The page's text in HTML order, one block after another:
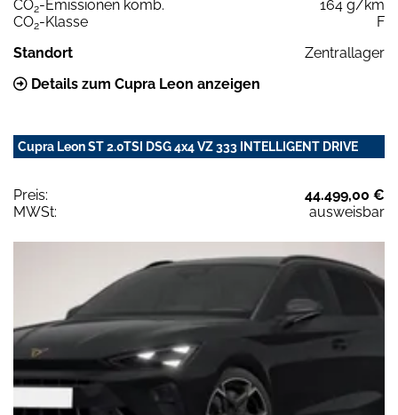
CO2-Emissionen komb.
164 g/km
CO2-Klasse
F
Standort
Zentrallager
Details zum Cupra Leon anzeigen
Cupra Leon ST 2.0TSI DSG 4x4 VZ 333 INTELLIGENT DRIVE
Preis:
44.499,00 €
MWSt:
ausweisbar